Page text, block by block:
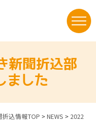
新聞折込部
ました
込情報TOP >NEWS > 2022